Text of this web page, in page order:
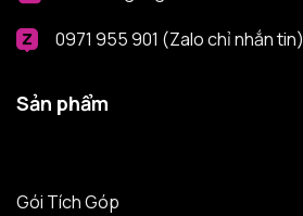
0971 955 901 (Zalo chỉ nhắn tin)
Sản phẩm
Gói Tích Góp